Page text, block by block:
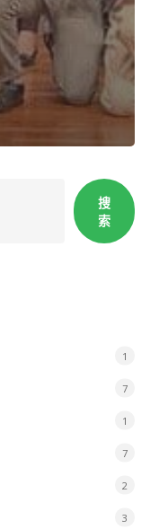
搜
索
1
7
1
7
2
3